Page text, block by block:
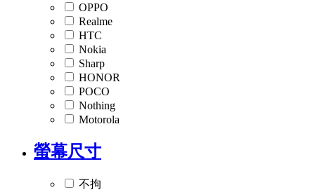
OPPO
Realme
HTC
Nokia
Sharp
HONOR
POCO
Nothing
Motorola
螢幕尺寸
不拘